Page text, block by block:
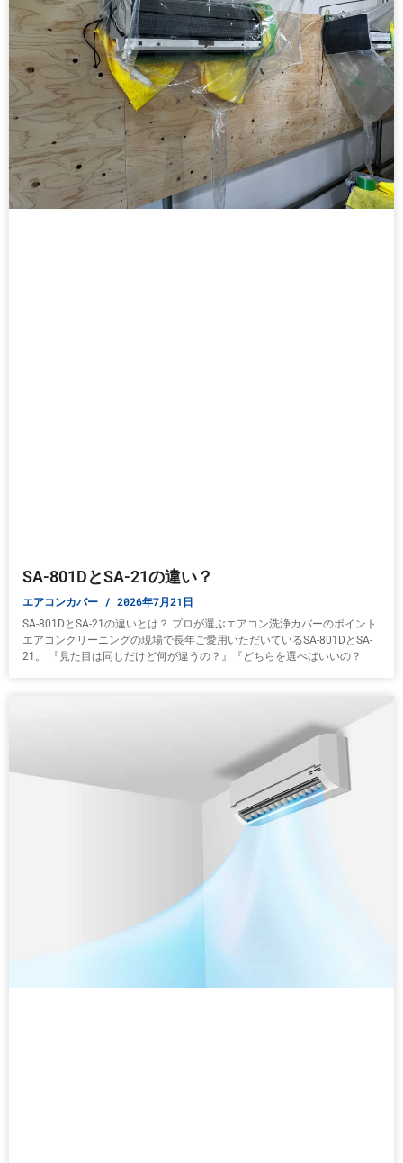
SA-801DとSA-21の違い？
エアコンカバー 2026年7月21日
SA-801DとSA-21の違いとは？ プロが選ぶエアコン洗浄カバーのポイント
エアコンクリーニングの現場で長年ご愛用いただいているSA-801DとSA-
21。 『見た目は同じだけど何が違うの？』『どちらを選べばいいの？